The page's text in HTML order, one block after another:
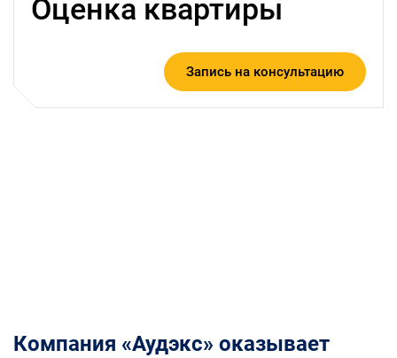
Оценка квартиры
Запись на консультацию
Компания «Аудэкс» оказывает